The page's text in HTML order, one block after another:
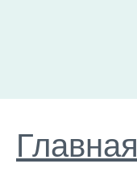
Главная